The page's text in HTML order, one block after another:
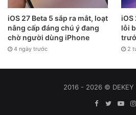
iOS 27 Beta 5 sắp ra mắt, loạt
nâng cấp đáng chú ý đang
chờ người dùng iPhone
4 ngày trước
iOS
lỗi
2
2016 - 2026 © DEKEY
FacebookTwitter